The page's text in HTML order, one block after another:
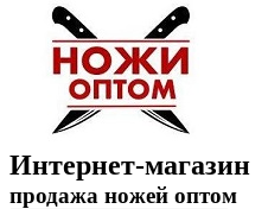
Интернет-магазин
продажа ножей оптом